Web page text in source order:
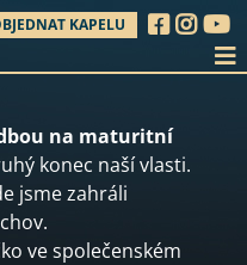
KAPELU
na maturitní
konec naší vlasti.
jsme zahráli
ve společenském